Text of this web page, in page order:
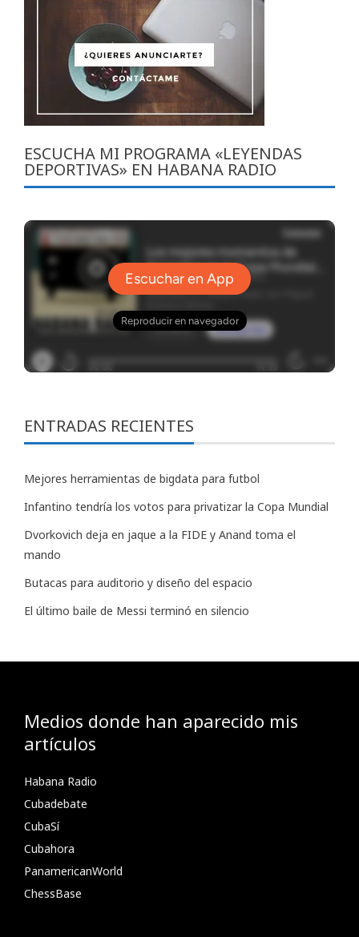
ESCUCHA MI PROGRAMA «LEYENDAS
DEPORTIVAS» EN HABANA RADIO
ENTRADAS RECIENTES
Mejores herramientas de bigdata para futbol
Infantino tendría los votos para privatizar la Copa Mundial
Dvorkovich deja en jaque a la FIDE y Anand toma el
mando
Butacas para auditorio y diseño del espacio
El último baile de Messi terminó en silencio
Medios donde han aparecido mis
artículos
Habana Radio
Cubadebate
CubaSí
Cubahora
PanamericanWorld
ChessBase